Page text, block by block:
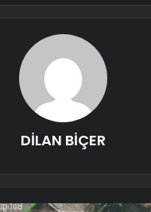
DİLAN BİÇER